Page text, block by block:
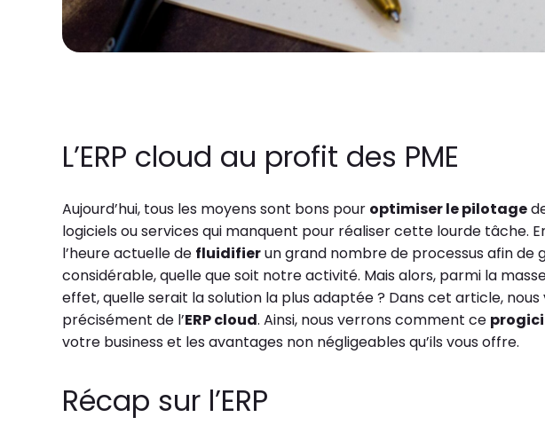
L’ERP cloud au profit des PME
Aujourd’hui, tous les moyens sont bons pour optimiser le pilotage
logiciels ou services qui manquent pour réaliser cette lourde tâche.
l’heure actuelle de fluidifierun grand nombre de processus afin de
considérable, quelle que soit notre activité. Mais alors, parmi la
effet, quelle serait la solution la plus adaptée ? Dans cet article, nous
précisément de l’ERP cloud. Ainsi, nous verrons comment ce
votre business et les avantages non négligeables qu’ils vous offre.
Récap sur l’ERP